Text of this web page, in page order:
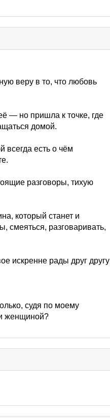
веру в то, что любовь
— но пришла к точке, где
домой.
всегда есть о чём
разговоры, тихую
который станет и
смеяться, разговаривать,
искренне рады друг другу
судя по моему
женщиной?